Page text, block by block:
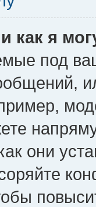
как я
под
они